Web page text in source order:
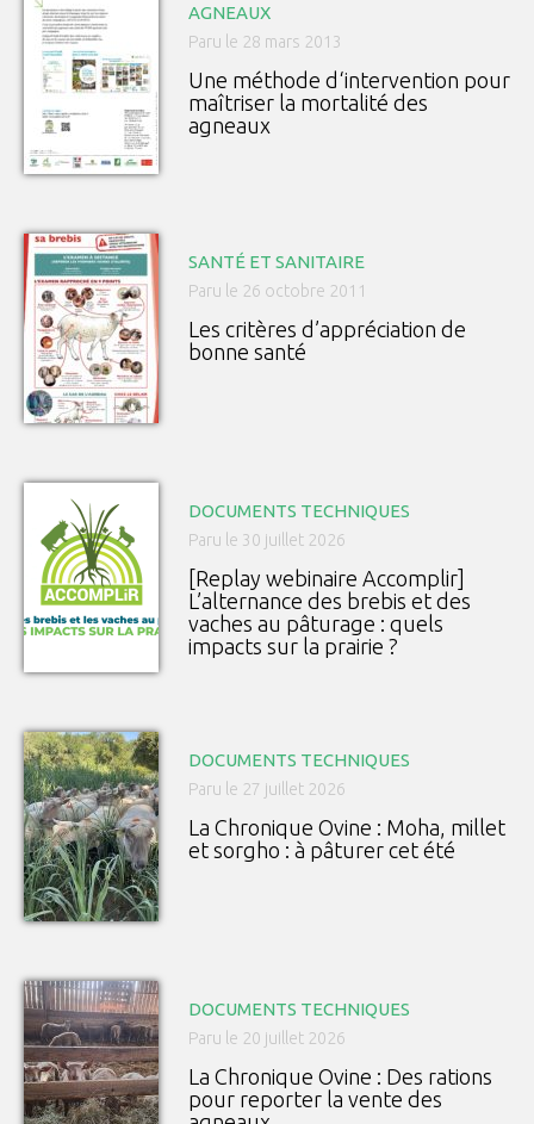
AGNEAUX
Paru le 28 mars 2013
Une méthode d‘intervention pour
maîtriser la mortalité des
agneaux
SANTÉ ET SANITAIRE
Paru le 26 octobre 2011
Les critères d’appréciation de
bonne santé
DOCUMENTS TECHNIQUES
Paru le 30 juillet 2026
[Replay webinaire Accomplir]
L’alternance des brebis et des
vaches au pâturage : quels
impacts sur la prairie ?
DOCUMENTS TECHNIQUES
Paru le 27 juillet 2026
La Chronique Ovine : Moha, millet
et sorgho : à pâturer cet été
DOCUMENTS TECHNIQUES
Paru le 20 juillet 2026
La Chronique Ovine : Des rations
pour reporter la vente des